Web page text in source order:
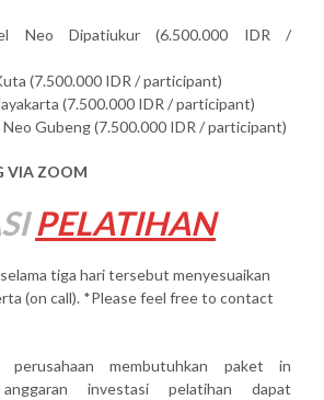
Neo Dipatiukur (6.500.000 IDR /
(7.500.000 IDR / participant)
(7.500.000 IDR / participant)
Gubeng (7.500.000 IDR / participant)
VIA ZOOM
PELATIHAN
tiga hari tersebut menyesuaikan
(on call). *Please feel free to contact
perusahaan membutuhkan paket in
investasi pelatihan dapat